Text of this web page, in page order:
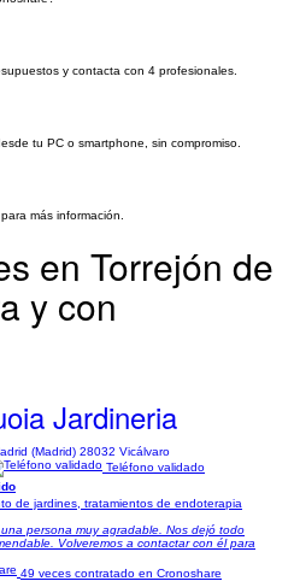
y contacta con 4 profesionales.
tu PC o smartphone, sin compromiso.
más información.
en Torrejón de
y con
Jardineria
(Madrid) 28032 Vicálvaro
Teléfono validado
de jardines, tratamientos de endoterapia
persona muy agradable. Nos dejó todo
Volveremos a contactar con él para
49 veces contratado en Cronoshare